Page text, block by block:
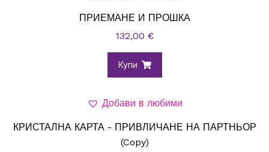
ПРИЕМАНЕ И ПРОШКА
132,00 €
Купи
Добави в любими
КРИСТАЛНА КАРТА - ПРИВЛИЧАНЕ НА ПАРТНЬОР
(Copy)